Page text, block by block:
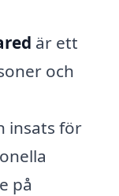
är ett
och
insats för
på